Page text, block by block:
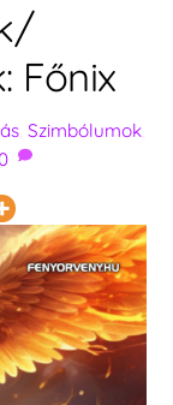
Főnix
, Szimbólumok,